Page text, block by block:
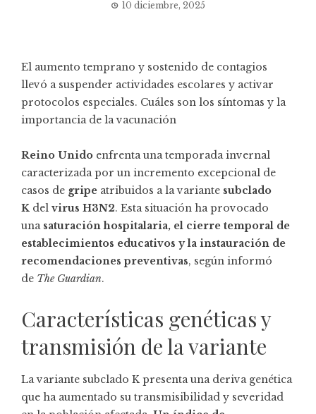
10 diciembre, 2025
El aumento temprano y sostenido de contagios
llevó a suspender actividades escolares y activar
protocolos especiales. Cuáles son los síntomas y la
importancia de la vacunación
Reino Unido enfrenta una temporada invernal
caracterizada por un incremento excepcional de
casos de gripe atribuidos a la variante subclado
K del virus H3N2. Esta situación ha provocado
una saturación hospitalaria, el cierre temporal de
establecimientos educativos y la instauración de
recomendaciones preventivas, según informó
de The Guardian.
Características genéticas y
transmisión de la variante
La variante subclado K presenta una deriva genética
que ha aumentado su transmisibilidad y severidad